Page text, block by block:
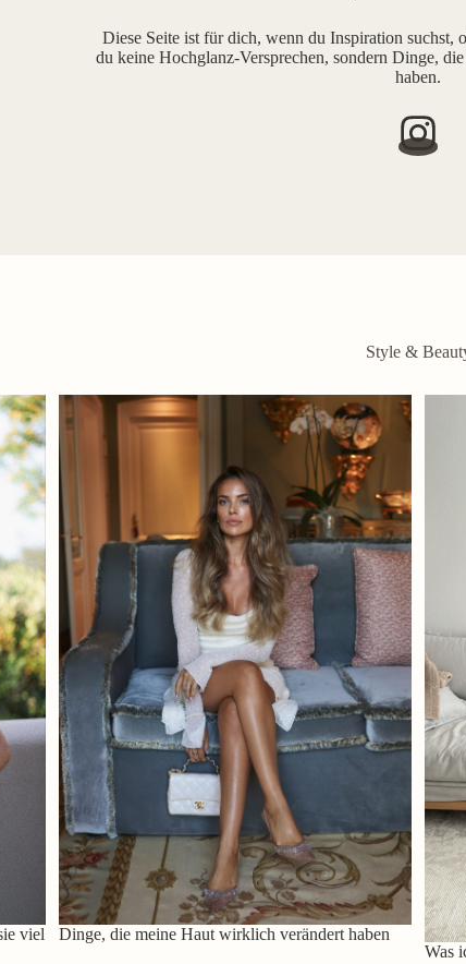
Diese Seite ist für dich, wenn du Inspiration suchst,
du keine Hochglanz-Versprechen, sondern Dinge,
haben.
Style &
viel
Dinge, die meine Haut wirklich verändert haben
Was